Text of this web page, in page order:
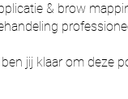
& brow
jij klaar om deze